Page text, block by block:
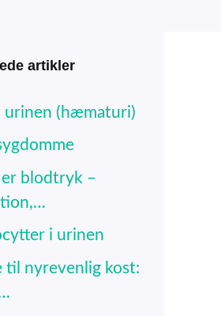
artikler
urinen (hæmaturi)
er blodtryk –
i urinen
til nyrevenlig kost: